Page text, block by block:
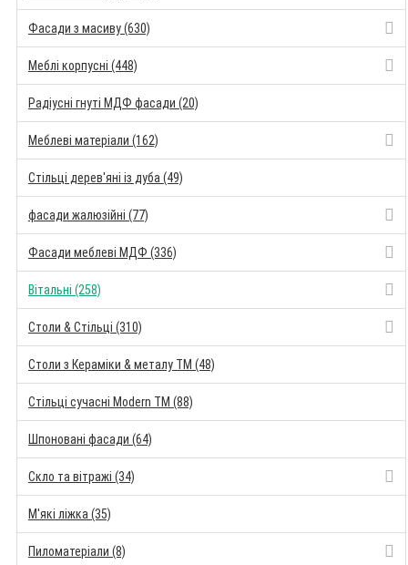
Фасади з масиву (630)
Меблі корпусні (448)
Радіусні гнуті МДФ фасади (20)
Меблеві матеріали (162)
Стільці дерев'яні із дуба (49)
фасади жалюзійні (77)
Фасади меблеві МДФ (336)
Вітальні (258)
Столи & Стільці (310)
Столи з Кераміки & металу TM (48)
Стільці сучасні Modern TM (88)
Шпоновані фасади (64)
Скло та вітражі (34)
М'які ліжка (35)
Пиломатеріали (8)